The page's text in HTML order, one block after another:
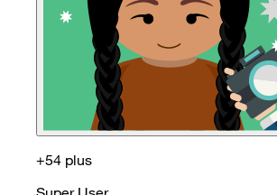
+54 plus